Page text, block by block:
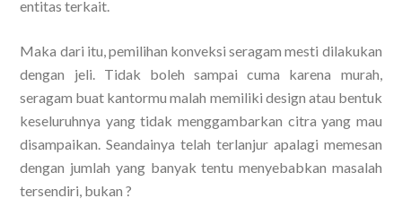
entitas terkait.
Maka dari itu, pemilihan konveksi seragam mesti dilakukan
dengan jeli. Tidak boleh sampai cuma karena murah,
seragam buat kantormu malah memiliki design atau bentuk
keseluruhnya yang tidak menggambarkan citra yang mau
disampaikan. Seandainya telah terlanjur apalagi memesan
dengan jumlah yang banyak tentu menyebabkan masalah
tersendiri, bukan ?